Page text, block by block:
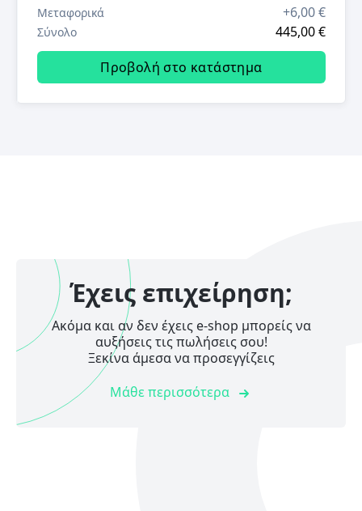
Μεταφορικά +6,00 €
Σύνολο
445,00 €
Προβολή στο κατάστημα
Έχεις επιχείρηση;
Ακόμα και αν δεν έχεις e-shop μπορείς να
αυξήσεις τις πωλήσεις σου!
Ξεκίνα άμεσα να προσεγγίζεις
Μάθε περισσότερα